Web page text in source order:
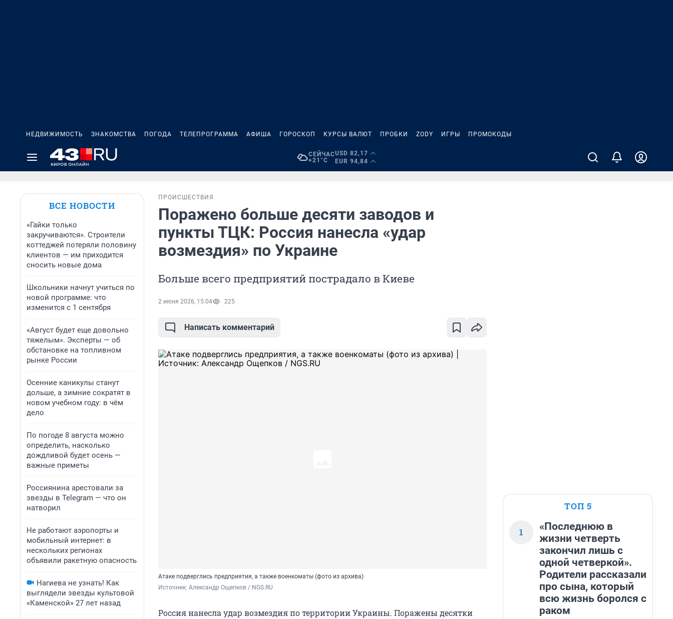
НЕДВИЖИМОСТЬ ЗНАКОМСТВА ПОГОДА ТЕЛЕПРОГРАММА АФИША ГОРОСКОП КУРСЫ ВАЛЮТ ПРОБКИ ZODY ИГРЫ ПРОМОКОДЫ
СЕЙЧАС
+21°C
USD 82,17
EUR 94,84
ВСЕ НОВОСТИ
«Гайки только
закручиваются». Строители
коттеджей потеряли половину
клиентов — им приходится
сносить новые дома
Школьники начнут учиться по
новой программе: что
изменится с 1 сентября
«Август будет еще довольно
тяжелым». Эксперты — об
обстановке на топливном
рынке России
Осенние каникулы станут
дольше, а зимние сократят в
новом учебном году: в чём
дело
По погоде 8 августа можно
определить, насколько
дождливой будет осень —
важные приметы
Россиянина арестовали за
звезды в Telegram — что он
натворил
Не работают аэропорты и
мобильный интернет: в
нескольких регионах
объявили ракетную опасность
Нагиева не узнать! Как
выглядели звезды культовой
«Каменской» 27 лет назад
ПРОИСШЕСТВИЯ
Поражено больше десяти заводов и
пункты ТЦК: Россия нанесла «удар
возмездия» по Украине
Больше всего предприятий пострадало в Киеве
2 июня 2026, 15:04 225
Написать комментарий
Атаке подверглись предприятия, а также военкоматы (фото из архива)
Источник: Александр Ощепков / NGS.RU
Россия нанесла удар возмездия по территории Украины. Поражены десятки
ТОП 5
1
«Последнюю в
жизни четверть
закончил лишь с
одной четверкой».
Родители рассказали
про сына, который
всю жизнь боролся с
раком